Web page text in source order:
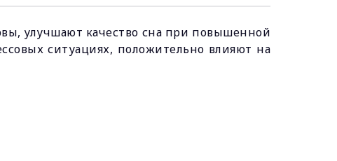
улучшают качество сна при повышенной
ситуациях, положительно влияют на